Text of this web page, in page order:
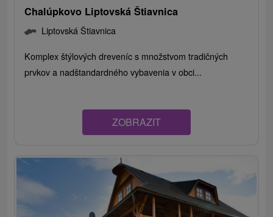
Chalúpkovo Liptovská Štiavnica
Liptovská Štiavnica
Komplex štýlových dreveníc s množstvom tradičných
prvkov a nadštandardného vybavenia v obci...
ZOBRAZIT